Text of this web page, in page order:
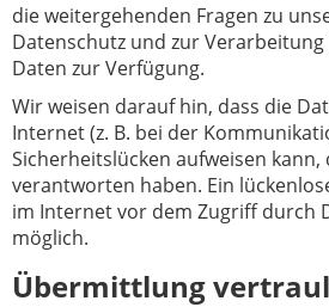
die weitergehenden Fragen zu
Datenschutz und zur
Daten zur Verfügung.
Wir weisen darauf hin, dass die
Internet (z. B. bei der
Sicherheitslücken aufweisen kann,
verantworten haben. Ein
im Internet vor dem Zugriff durch
möglich.
Übermittlung